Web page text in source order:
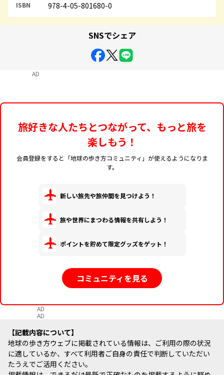
ISBN 978-4-05-801680-0
SNSでシェア
AD
旅好きな人たちとつながって、もっと旅を
楽しもう！
会員登録をすると「地球の歩き方コミュニティ」が使えるようになりま
す。
新しい旅先や旅仲間を見つけよう！
旅や世界にまつわる情報を共有しよう！
ポイントを貯めて限定グッズをゲット！
コミュニティを見る
AD
AD
記載内容について
地球の歩き方ウェブに掲載されている情報は、ご利用の際の状況
に適しているか、すべて利用者ご自身の責任で判断していただい
たうえでご活用ください。